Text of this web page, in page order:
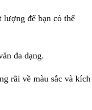
để bạn có thể
đa dạng.
rãi về màu sắc và kích